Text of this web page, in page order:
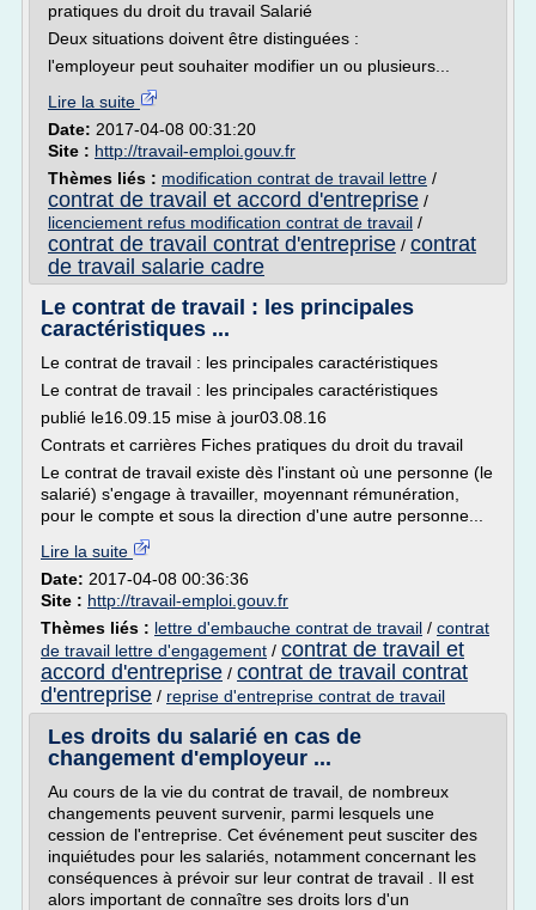
pratiques du droit du travail Salarié
Deux situations doivent être distinguées :
l'employeur peut souhaiter modifier un ou plusieurs...
Lire la suite
Date: 2017-04-08 00:31:20
Site : http://travail-emploi.gouv.fr
Thèmes liés : modification contrat de travail lettre /
contrat de travail et accord d'entreprise /
licenciement refus modification contrat de travail /
contrat de travail contrat d'entreprise / contrat
de travail salarie cadre
Le contrat de travail : les principales
caractéristiques ...
Le contrat de travail : les principales caractéristiques
Le contrat de travail : les principales caractéristiques
publié le16.09.15 mise à jour03.08.16
Contrats et carrières Fiches pratiques du droit du travail
Le contrat de travail existe dès l'instant où une personne (le
salarié) s'engage à travailler, moyennant rémunération,
pour le compte et sous la direction d'une autre personne...
Lire la suite
Date: 2017-04-08 00:36:36
Site : http://travail-emploi.gouv.fr
Thèmes liés : lettre d'embauche contrat de travail / contrat
de travail lettre d'engagement / contrat de travail et
accord d'entreprise / contrat de travail contrat
d'entreprise / reprise d'entreprise contrat de travail
Les droits du salarié en cas de
changement d'employeur ...
Au cours de la vie du contrat de travail, de nombreux
changements peuvent survenir, parmi lesquels une
cession de l'entreprise. Cet événement peut susciter des
inquiétudes pour les salariés, notamment concernant les
conséquences à prévoir sur leur contrat de travail . Il est
alors important de connaître ses droits lors d'un